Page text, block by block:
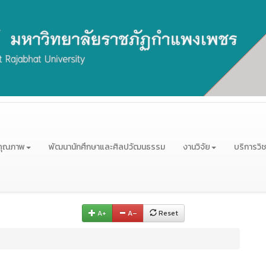
ณภาพ พัฒนานักศึกษาและศิลปวัฒนธรรม งานวิจัย บริการวิ
A+ A– Reset